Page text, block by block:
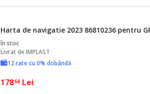
Harta de navigatie 2023 86810236 pentru
în stoc
Livrat deIMPLAST
12 rate cu 0% dobândă
17866 Lei